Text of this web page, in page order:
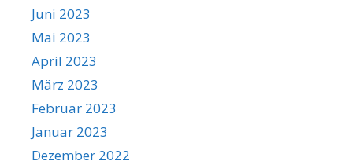
Juni 2023
Mai 2023
April 2023
März 2023
Februar 2023
Januar 2023
Dezember 2022